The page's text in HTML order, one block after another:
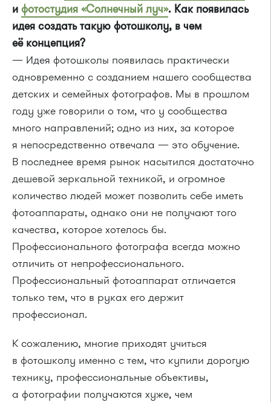
и фотостудия «Солнечный луч». Как появилась
идея создать такую фотошколу, в чем
её концепция?
— Идея фотошколы появилась практически
одновременно с созданием нашего сообщества
детских и семейных фотографов. Мы в прошлом
году уже говорили о том, что у сообщества
много направлений; одно из них, за которое
я непосредственно отвечала — это обучение.
В последнее время рынок насытился достаточно
дешевой зеркальной техникой, и огромное
количество людей может позволить себе иметь
фотоаппараты, однако они не получают того
качества, которое хотелось бы.
Профессионального фотографа всегда можно
отличить от непрофессионального.
Профессиональный фотоаппарат отличается
только тем, что в руках его держит
профессионал.
К сожалению, многие приходят учиться
в фотошколу именно с тем, что купили дорогую
технику, профессиональные объективы,
а фотографии получаются хуже, чем